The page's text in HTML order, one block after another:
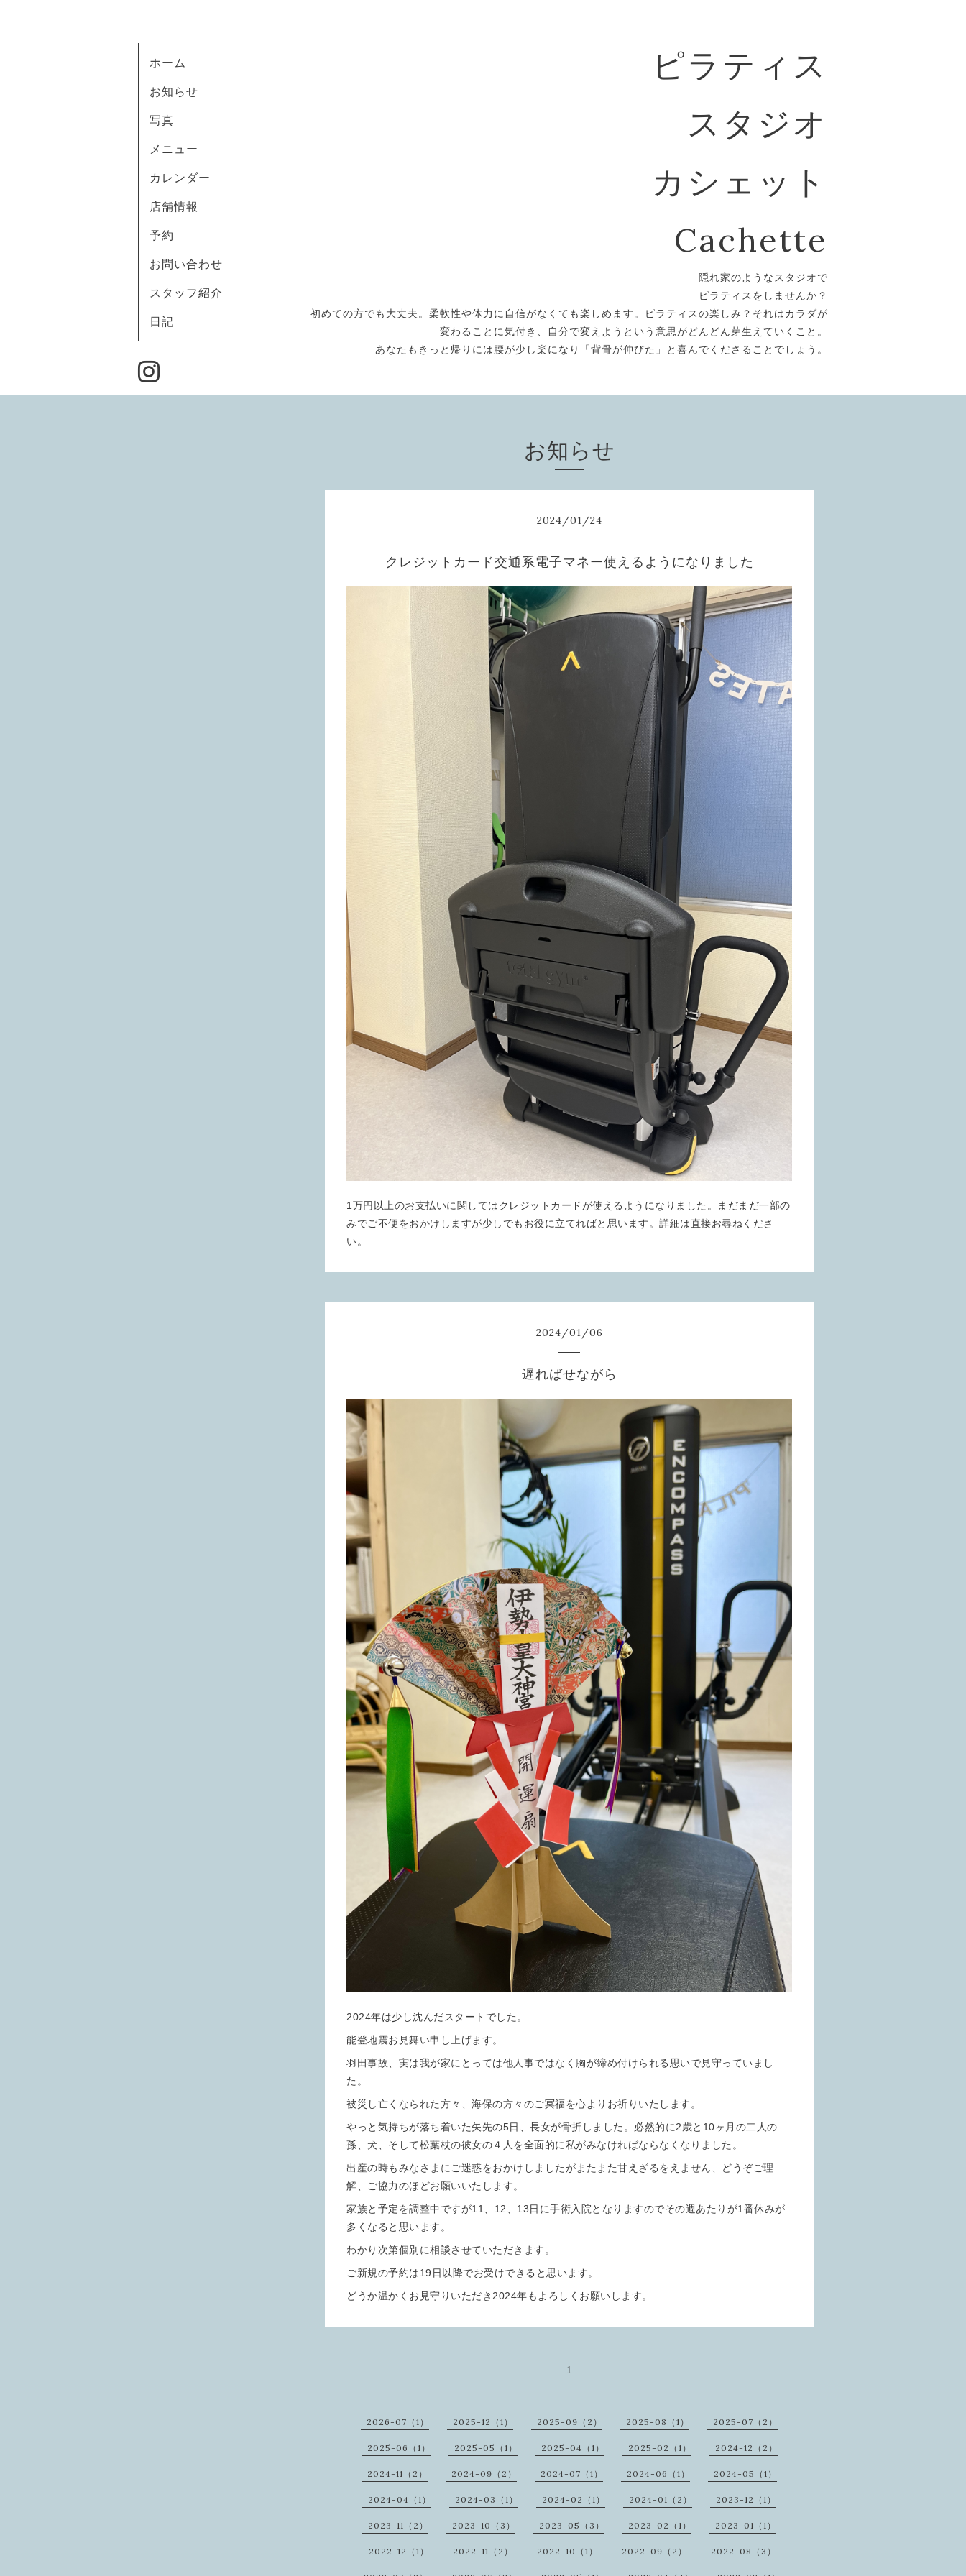
ピラティス
スタジオ
カシェット
Cachette
隠れ家のようなスタジオで
ピラティスをしませんか？
初めての方でも大丈夫。柔軟性や体力に自信がなくても楽しめます。ピラティスの楽しみ？それはカラダが
変わることに気付き、自分で変えようという意思がどんどん芽生えていくこと。
あなたもきっと帰りには腰が少し楽になり「背骨が伸びた」と喜んでくださることでしょう。
ホーム
お知らせ
写真
メニュー
カレンダー
店舗情報
予約
お問い合わせ
スタッフ紹介
日記
お知らせ
2024/01/24
クレジットカード交通系電子マネー使えるようになりました
1万円以上のお支払いに関してはクレジットカードが使えるようになりました。まだまだ一部の
みでご不便をおかけしますが少しでもお役に立てればと思います。詳細は直接お尋ねくださ
い。
2024/01/06
遅ればせながら
2024年は少し沈んだスタートでした。
能登地震お見舞い申し上げます。
羽田事故、実は我が家にとっては他人事ではなく胸が締め付けられる思いで見守っていまし
た。
被災し亡くなられた方々、海保の方々のご冥福を心よりお祈りいたします。
やっと気持ちが落ち着いた矢先の5日、長女が骨折しました。必然的に2歳と10ヶ月の二人の
孫、犬、そして松葉杖の彼女の４人を全面的に私がみなければならなくなりました。
出産の時もみなさまにご迷惑をおかけしましたがまたまた甘えざるをえません、どうぞご理
解、ご協力のほどお願いいたします。
家族と予定を調整中ですが11、12、13日に手術入院となりますのでその週あたりが1番休みが
多くなると思います。
わかり次第個別に相談させていただきます。
ご新規の予約は19日以降でお受けできると思います。
どうか温かくお見守りいただき2024年もよろしくお願いします。
1
2026-07（1） 2025-12（1） 2025-09（2） 2025-08（1） 2025-07（2）
2025-06（1） 2025-05（1） 2025-04（1） 2025-02（1） 2024-12（2）
2024-11（2） 2024-09（2） 2024-07（1） 2024-06（1） 2024-05（1）
2024-04（1） 2024-03（1） 2024-02（1） 2024-01（2） 2023-12（1）
2023-11（2） 2023-10（3） 2023-05（3） 2023-02（1） 2023-01（1）
2022-12（1） 2022-11（2） 2022-10（1） 2022-09（2） 2022-08（3）